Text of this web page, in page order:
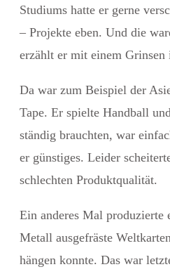
Studiums hatte er gerne
– Projekte eben. Und die
erzählt er mit einem Grinsen
Da war zum Beispiel der
Tape. Er spielte Handball
ständig brauchten, war
er günstiges. Leider
schlechten Produktqualität.
Ein anderes Mal produzierte
Metall ausgefräste
hängen konnte. Das war